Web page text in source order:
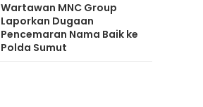
Wartawan MNC Group
Laporkan Dugaan
Pencemaran Nama Baik ke
Polda Sumut